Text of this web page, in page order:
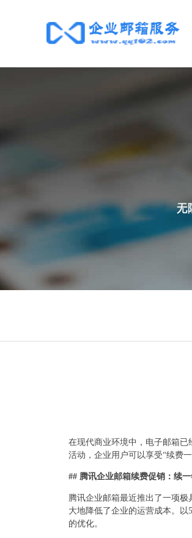
在现代商业环境中，电子邮箱
活动，企业用户可以享受“续费
## 腾讯企业邮箱续费促销：续
腾讯企业邮箱最近推出了一项
大地降低了企业的运营成本。
的优化。